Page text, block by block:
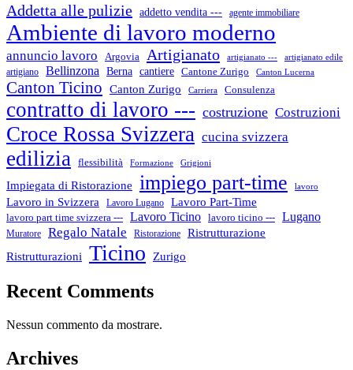
Addetta alle pulizie addetto vendita --- agente immobiliare
Ambiente di lavoro moderno
annuncio lavoro Argovia Artigianato artigianato --- artigianato edile
artigiano Bellinzona Berna cantiere Cantone Zurigo Canton Lucerna
Canton Ticino Canton Zurigo Carriera Consulenza
contratto di lavoro --- costruzione Costruzioni
Croce Rossa Svizzera cucina svizzera
edilizia flessibilità Formazione Grigioni
Impiegata di Ristorazione impiego part-time lavoro
Lavoro in Svizzera Lavoro Lugano Lavoro Part-Time
lavoro part time svizzera --- Lavoro Ticino lavoro ticino --- Lugano
Muratore Regalo Natale Ristorazione
Ristrutturazione
Ristrutturazioni
Ticino Zurigo
Recent Comments
Nessun commento da mostrare.
Archives